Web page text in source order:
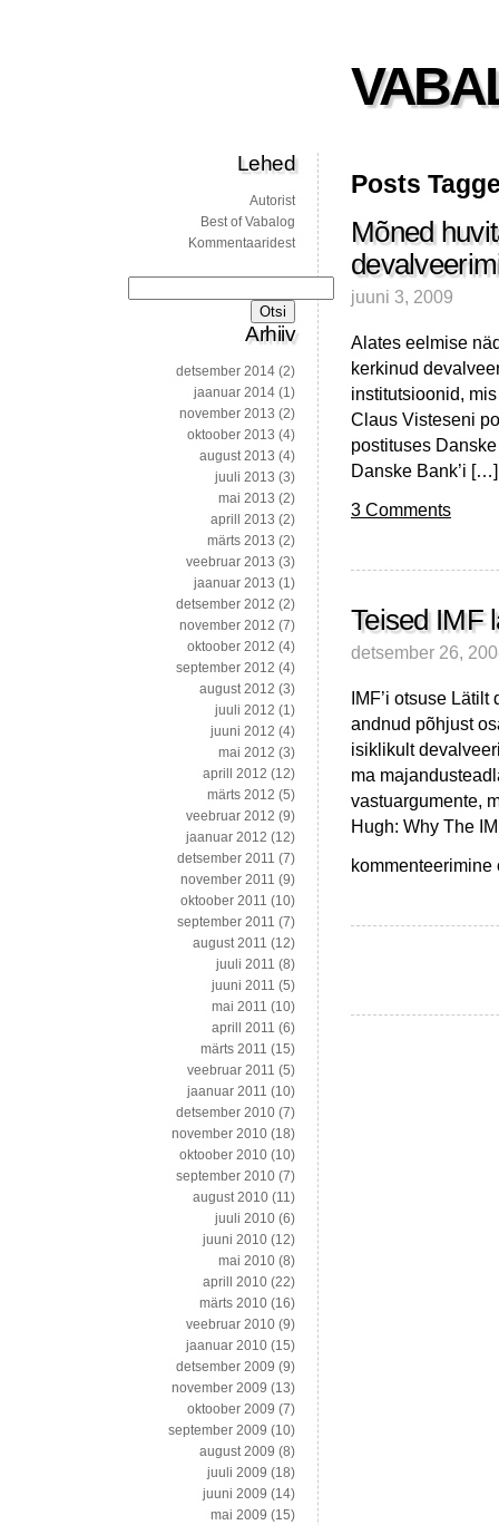
Posts
Mõned
juuni 3, 2009
Alates eelmise
kerkinud
institutsioonid,
Claus Visteseni
postituses
Danske Bank’i […]
3 Comments
Teised IMF
detsember 26,
IMF’i otsuse
andnud põhjust
isiklikult
ma
vastuargumente,
Hugh: Why The
Teised
Lätis
Lehed
Autorist
Best of Vabalog
Kommentaaridest
Arhiiv
detsember 2014 (2)
jaanuar 2014 (1)
november 2013 (2)
oktoober 2013 (4)
august 2013 (4)
juuli 2013 (3)
mai 2013 (2)
aprill 2013 (2)
märts 2013 (2)
veebruar 2013 (3)
jaanuar 2013 (1)
detsember 2012 (2)
november 2012 (7)
oktoober 2012 (4)
september 2012 (4)
august 2012 (3)
juuli 2012 (1)
juuni 2012 (4)
mai 2012 (3)
aprill 2012 (12)
märts 2012 (5)
veebruar 2012 (9)
jaanuar 2012 (12)
detsember 2011 (7)
november 2011 (9)
oktoober 2011 (10)
september 2011 (7)
august 2011 (12)
juuli 2011 (8)
juuni 2011 (5)
mai 2011 (10)
aprill 2011 (6)
märts 2011 (15)
veebruar 2011 (5)
jaanuar 2011 (10)
detsember 2010 (7)
november 2010 (18)
oktoober 2010 (10)
september 2010 (7)
august 2010 (11)
juuli 2010 (6)
juuni 2010 (12)
mai 2010 (8)
aprill 2010 (22)
märts 2010 (16)
veebruar 2010 (9)
jaanuar 2010 (15)
detsember 2009 (9)
november 2009 (13)
oktoober 2009 (7)
september 2009 (10)
august 2009 (8)
juuli 2009 (18)
juuni 2009 (14)
mai 2009 (15)